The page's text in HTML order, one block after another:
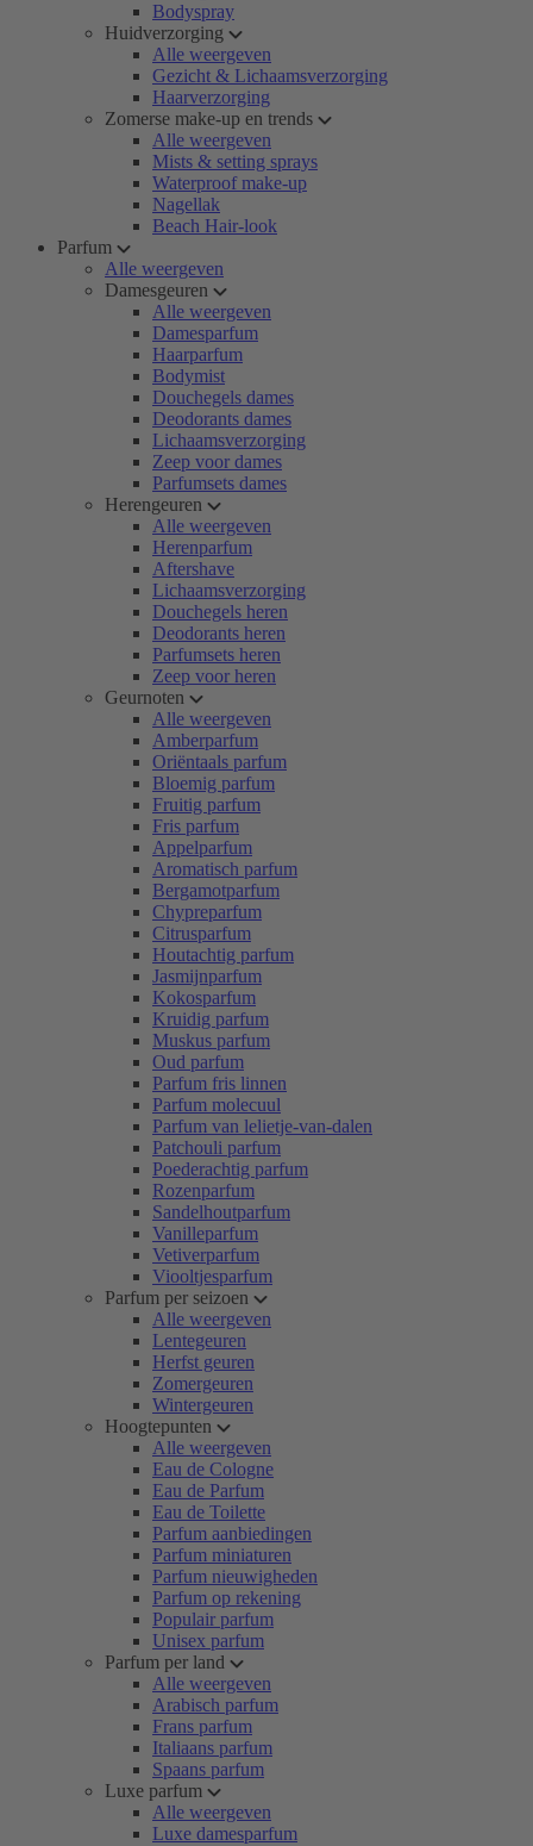
Bodyspray
Huidverzorging
Alle weergeven
Gezicht & Lichaamsverzorging
Haarverzorging
Zomerse make-up en trends
Alle weergeven
Mists & setting sprays
Waterproof make-up
Nagellak
Beach Hair-look
Parfum
Alle weergeven
Damesgeuren
Alle weergeven
Damesparfum
Haarparfum
Bodymist
Douchegels dames
Deodorants dames
Lichaamsverzorging
Zeep voor dames
Parfumsets dames
Herengeuren
Alle weergeven
Herenparfum
Aftershave
Lichaamsverzorging
Douchegels heren
Deodorants heren
Parfumsets heren
Zeep voor heren
Geurnoten
Alle weergeven
Amberparfum
Oriëntaals parfum
Bloemig parfum
Fruitig parfum
Fris parfum
Appelparfum
Aromatisch parfum
Bergamotparfum
Chypreparfum
Citrusparfum
Houtachtig parfum
Jasmijnparfum
Kokosparfum
Kruidig parfum
Muskus parfum
Oud parfum
Parfum fris linnen
Parfum molecuul
Parfum van lelietje-van-dalen
Patchouli parfum
Poederachtig parfum
Rozenparfum
Sandelhoutparfum
Vanilleparfum
Vetiverparfum
Viooltjesparfum
Parfum per seizoen
Alle weergeven
Lentegeuren
Herfst geuren
Zomergeuren
Wintergeuren
Hoogtepunten
Alle weergeven
Eau de Cologne
Eau de Parfum
Eau de Toilette
Parfum aanbiedingen
Parfum miniaturen
Parfum nieuwigheden
Parfum op rekening
Populair parfum
Unisex parfum
Parfum per land
Alle weergeven
Arabisch parfum
Frans parfum
Italiaans parfum
Spaans parfum
Luxe parfum
Alle weergeven
Luxe damesparfum